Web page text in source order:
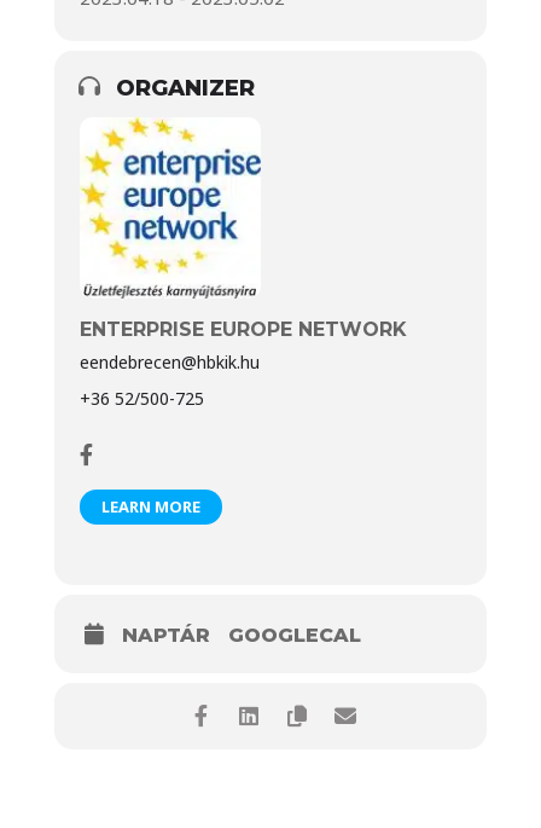
ORGANIZER
ENTERPRISE EUROPE NETWORK
eendebrecen@hbkik.hu
+36 52/500-725
LEARN MORE
NAPTÁR GOOGLECAL